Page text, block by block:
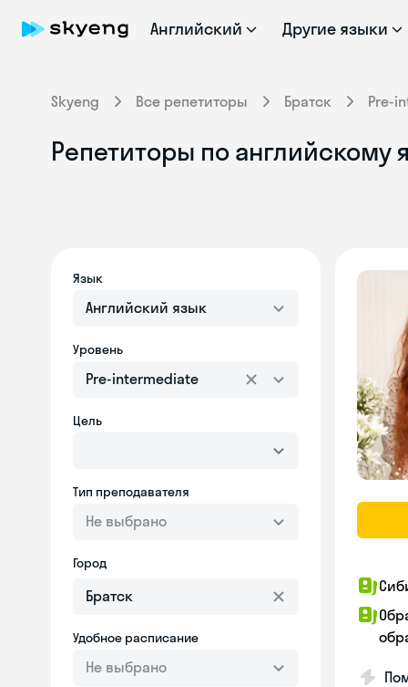
Английский Другие языки
Skyeng Все репетиторы Братск Pre-
Репетиторы по английскому
Язык
Английский язык
Уровень
Pre-intermediate
Цель
Тип преподавателя
Не выбрано
Город
Удобное расписание
Не выбрано